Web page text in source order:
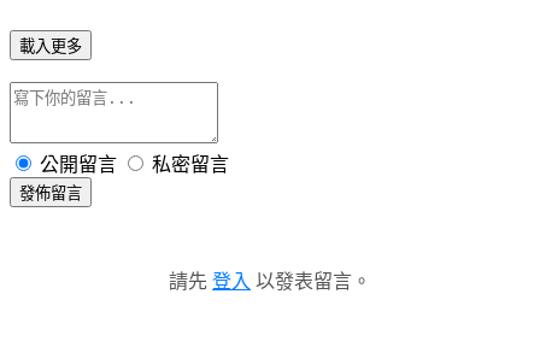
載入更多
公開留言 私密留言
發佈留言
請先 登入 以發表留言。